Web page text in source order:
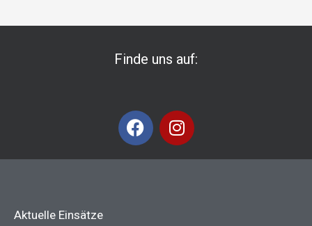
Finde uns auf:
F
a
I
n
Aktuelle Einsätze